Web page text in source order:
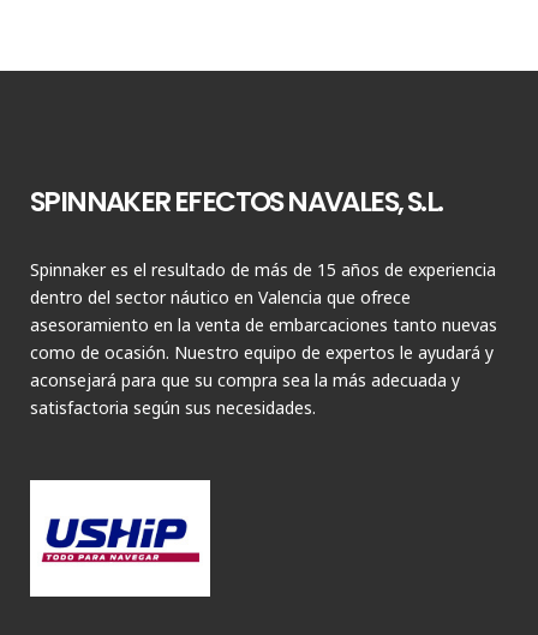
SPINNAKER EFECTOS NAVALES, S.L.
Spinnaker es el resultado de más de 15 años de experiencia
dentro del sector náutico en Valencia que ofrece
asesoramiento en la venta de embarcaciones tanto nuevas
como de ocasión. Nuestro equipo de expertos le ayudará y
aconsejará para que su compra sea la más adecuada y
satisfactoria según sus necesidades.